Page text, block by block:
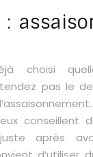
:
choisi
pas le
conseillent
après